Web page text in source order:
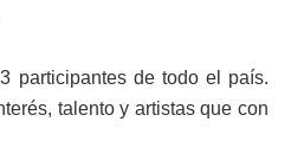
participantes de todo el país.
talento y artistas que con